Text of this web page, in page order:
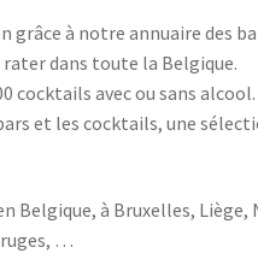
grâce à notre annuaire des
dans toute la Belgique.
cocktails avec ou sans alcool.
et les cocktails, une
à Bruxelles, Liège,
…